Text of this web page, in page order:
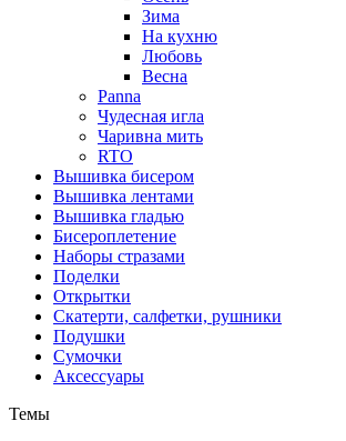
Зима
На кухню
Любовь
Весна
Panna
Чудесная игла
Чаривна мить
RTO
Вышивка бисером
Вышивка лентами
Вышивка гладью
Бисероплетение
Наборы стразами
Поделки
Открытки
Скатерти, салфетки, рушники
Подушки
Сумочки
Аксессуары
Темы